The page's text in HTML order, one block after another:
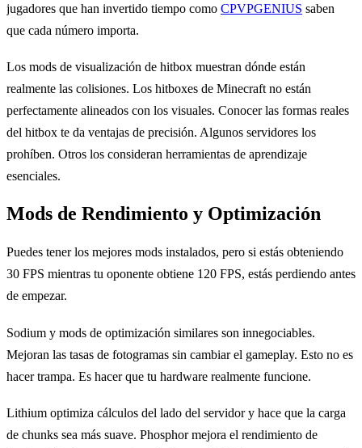
jugadores que han invertido tiempo como CPVPGENIUS saben
que cada número importa.
Los mods de visualización de hitbox muestran dónde están
realmente las colisiones. Los hitboxes de Minecraft no están
perfectamente alineados con los visuales. Conocer las formas reales
del hitbox te da ventajas de precisión. Algunos servidores los
prohíben. Otros los consideran herramientas de aprendizaje
esenciales.
Mods de Rendimiento y Optimización
Puedes tener los mejores mods instalados, pero si estás obteniendo
30 FPS mientras tu oponente obtiene 120 FPS, estás perdiendo antes
de empezar.
Sodium y mods de optimización similares son innegociables.
Mejoran las tasas de fotogramas sin cambiar el gameplay. Esto no es
hacer trampa. Es hacer que tu hardware realmente funcione.
Lithium optimiza cálculos del lado del servidor y hace que la carga
de chunks sea más suave. Phosphor mejora el rendimiento de